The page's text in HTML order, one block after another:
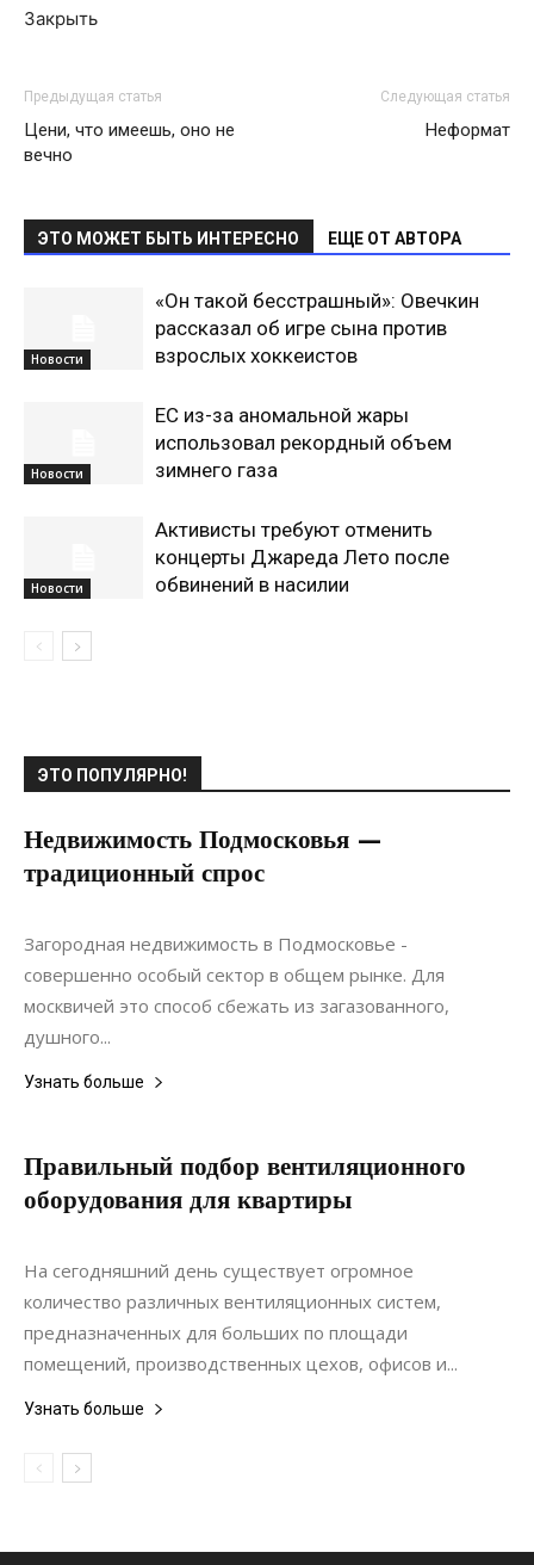
Закрыть
Предыдущая статья
Цени, что имеешь, оно не
вечно
Следующая статья
Неформат
ЭТО МОЖЕТ БЫТЬ ИНТЕРЕСНО ЕЩЕ ОТ АВТОРА
Новости
«Он такой бесстрашный»: Овечкин
рассказал об игре сына против
взрослых хоккеистов
Новости
ЕС из-за аномальной жары
использовал рекордный объем
зимнего газа
Новости
Активисты требуют отменить
концерты Джареда Лето после
обвинений в насилии
ЭТО ПОПУЛЯРНО!
Недвижимость Подмосковья —
традиционный спрос
28.07.2021
Загородная недвижимость в Подмосковье -
совершенно особый сектор в общем рынке. Для
москвичей это способ сбежать из загазованного,
душного...
Узнать больше
Правильный подбор вентиляционного
оборудования для квартиры
10.01.2021
На сегодняшний день существует огромное
количество различных вентиляционных систем,
предназначенных для больших по площади
помещений, производственных цехов, офисов и...
Узнать больше